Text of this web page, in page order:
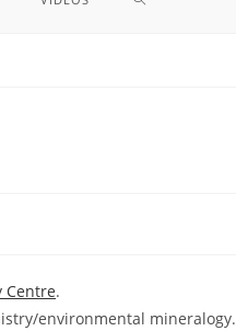
Centre.
environmental mineralogy.